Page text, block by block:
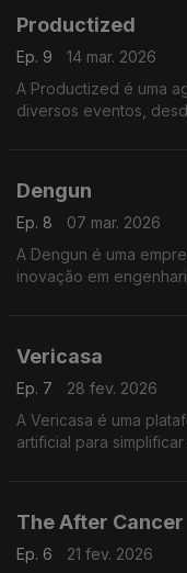
Productized
Ep. 9
14 mar. 2026
A Productized é uma
diversos eventos,
Dengun
Ep. 8
07 mar. 2026
A Dengun é uma
inovação em
Vericasa
Ep. 7
28 fev. 2026
A Vericasa é uma
artificial para
The After Cancer
Ep. 6
21 fev. 2026